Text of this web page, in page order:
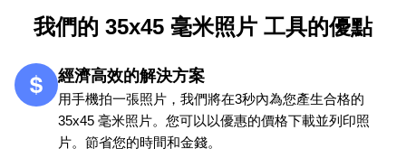
我們的 35x45 毫米照片 工具的優點
經濟高效的解決方案
用手機拍一張照片，我們將在3秒內為您產生合格的
35x45 毫米照片。您可以以優惠的價格下載並列印照
片。節省您的時間和金錢。